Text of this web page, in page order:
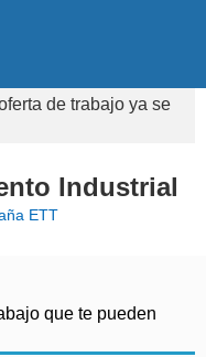
de trabajo ya se
Industrial
ETT
que te pueden